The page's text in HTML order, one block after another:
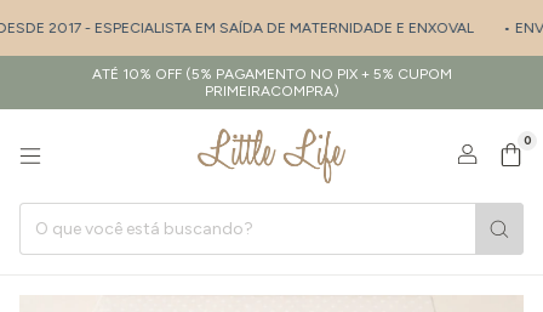
2017 - ESPECIALISTA EM SAÍDA DE MATERNIDADE E ENXOVAL •
ATÉ 10% OFF (5% PAGAMENTO NO PIX + 5% CUPOM
PRIMEIRACOMPRA)
0